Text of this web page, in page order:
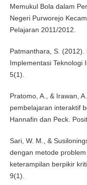
Memukul Bola dalam
Negeri Purworejo
Pelajaran 2011/2012.
Patmanthara, S.
Implementasi Teknologi
5(1).
Pratomo, A., & Irawan,
pembelajaran interaktif
Hannafin dan Peck.
Sari, W. M., &
dengan metode
keterampilan berpikir
9(1).